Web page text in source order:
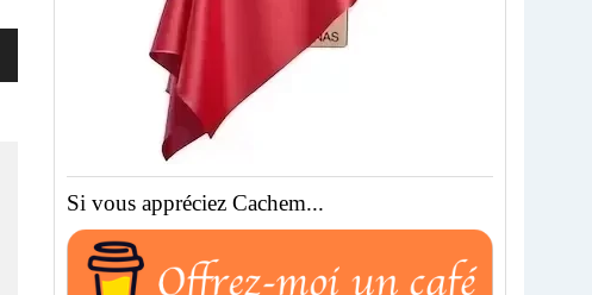
Si vous appréciez Cachem...